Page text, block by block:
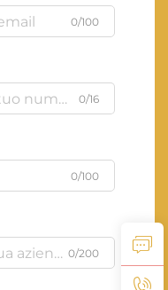
0/100
0/16
0/100
0/200